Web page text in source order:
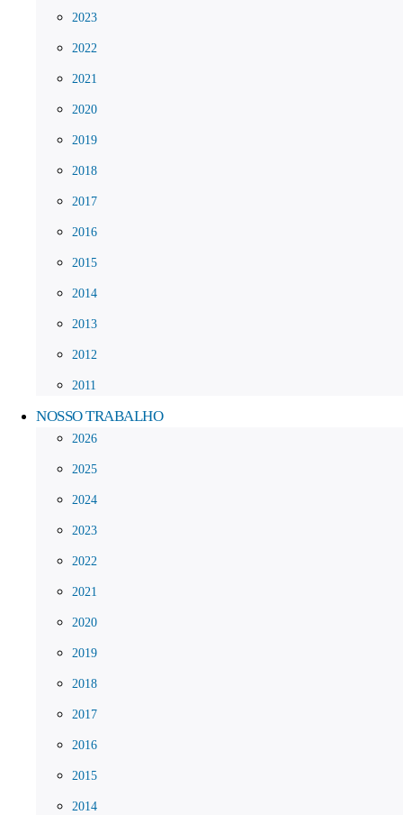
2023
2022
2021
2020
2019
2018
2017
2016
2015
2014
2013
2012
2011
NOSSO TRABALHO
2026
2025
2024
2023
2022
2021
2020
2019
2018
2017
2016
2015
2014